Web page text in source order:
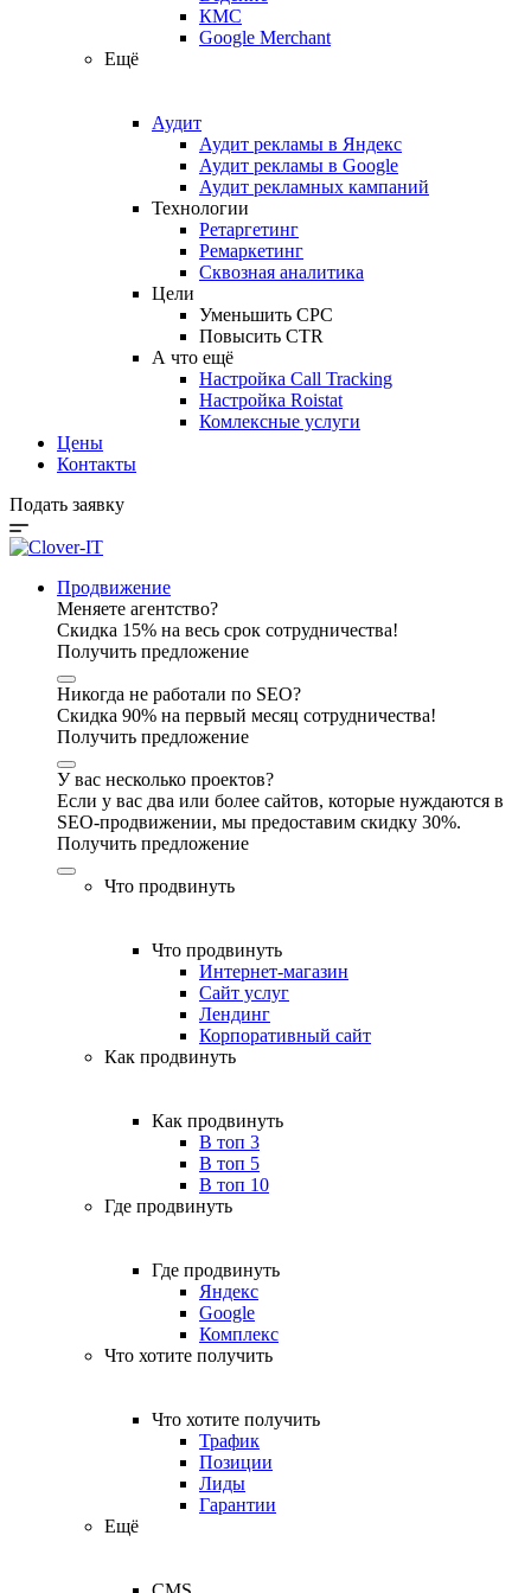
КМС
Google Merchant
Ещё
Аудит
Аудит рекламы в Яндекс
Аудит рекламы в Google
Аудит рекламных кампаний
Технологии
Ретаргетинг
Ремаркетинг
Сквозная аналитика
Цели
Уменьшить CPC
Повысить CTR
А что ещё
Настройка Call Tracking
Настройка Roistat
Комлексные услуги
Цены
Контакты
Подать заявку
Продвижение
Меняете агентство?
Скидка 15% на весь срок сотрудничества!
Получить предложение
Никогда не работали по SEO?
Скидка 90% на первый месяц сотрудничества!
Получить предложение
У вас несколько проектов?
Если у вас два или более сайтов, которые нуждаются в
SEO-продвижении, мы предоставим скидку 30%.
Получить предложение
Что продвинуть
Что продвинуть
Интернет-магазин
Сайт услуг
Лендинг
Корпоративный сайт
Как продвинуть
Как продвинуть
В топ 3
В топ 5
В топ 10
Где продвинуть
Где продвинуть
Яндекс
Google
Комплекс
Что хотите получить
Что хотите получить
Трафик
Позиции
Лиды
Гарантии
Ещё